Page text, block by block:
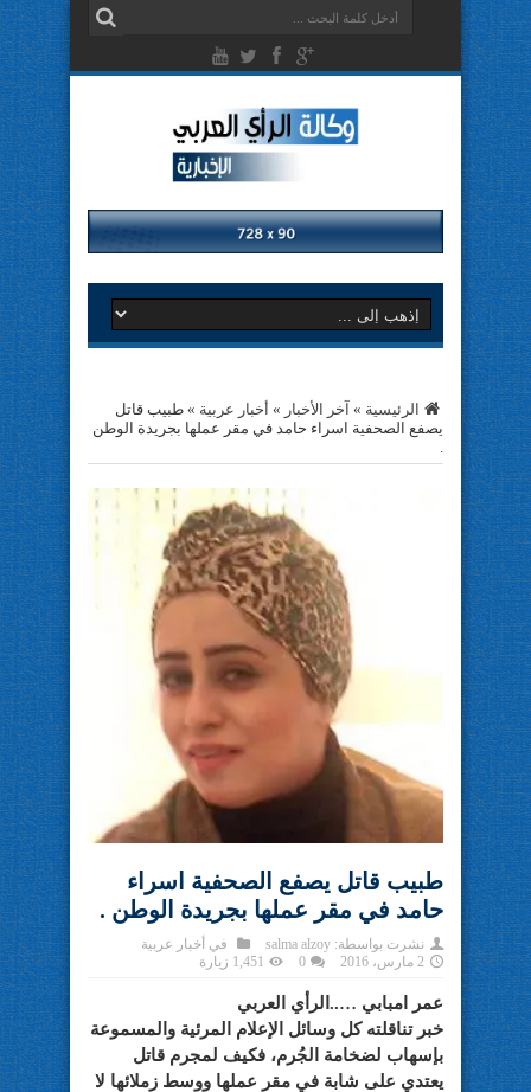
الرئيسية » آخر الأخبار » أخبار عربية » طبيب قاتل
يصفع الصحفية اسراء حامد في مقر عملها بجريدة الوطن
.
طبيب قاتل يصفع الصحفية اسراء
حامد في مقر عملها بجريدة الوطن .
نشرت بواسطة: salma alzoy في أخبار عربية
2 مارس، 2016
0 1,451 زيارة
عمر امبابي …..الرأي العربي
خبر تناقلته كل وسائل الإعلام المرئية والمسموعة
بإسهاب لضخامة الجُرم، فكيف لمجرم قاتل
يعتدي على شابة في مقر عملها ووسط زملائها لا